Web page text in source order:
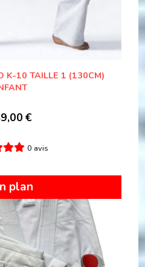
K-10 TAILLE 1 (130CM)
€
0 avis
plan